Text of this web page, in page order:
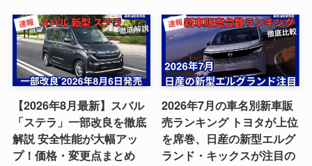
【2026年8月最新】スバル
「ステラ」一部改良を徹底
解説 安全性能が大幅アッ
プ！価格・変更点まとめ
2026年7月の車名別新車販
売ランキング トヨタが上位
を席巻、日産の新型エルグ
ランド・キックスが注目の